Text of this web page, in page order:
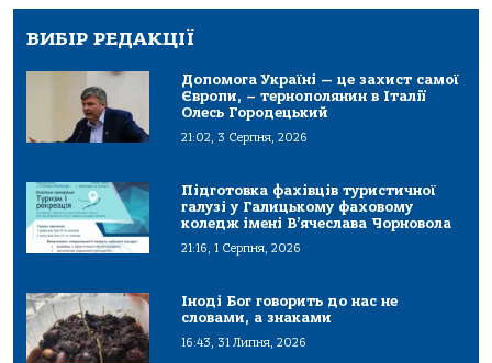
ВИБІР РЕДАКЦІЇ
Допомога Україні — це захист самої
Європи, – тернополянин в Італії
Олесь Городецький
21:02, 3 Серпня, 2026
Підготовка фахівців туристичної
галузі у Галицькому фаховому
коледж імені В’ячеслава Чорновола
21:16, 1 Серпня, 2026
Іноді Бог говорить до нас не
словами, а знаками
16:43, 31 Липня, 2026